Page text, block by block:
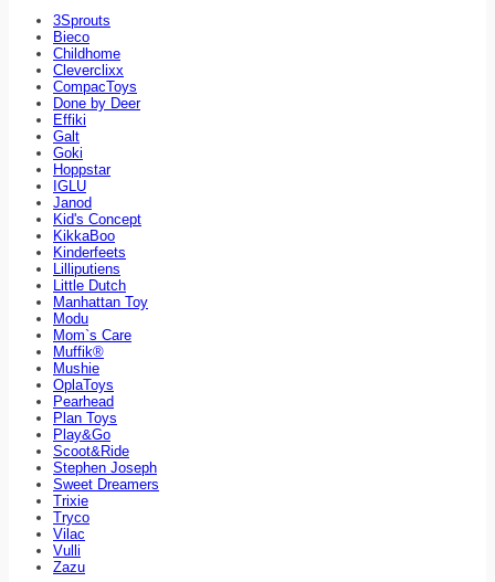
3Sprouts
Bieco
Childhome
Cleverclixx
CompacToys
Done by Deer
Effiki
Galt
Goki
Hoppstar
IGLU
Janod
Kid's Concept
KikkaBoo
Kinderfeets
Lilliputiens
Little Dutch
Manhattan Toy
Modu
Mom`s Care
Muffik®
Mushie
OplaToys
Pearhead
Plan Toys
Play&Go
Scoot&Ride
Stephen Joseph
Sweet Dreamers
Trixie
Tryco
Vilac
Vulli
Zazu